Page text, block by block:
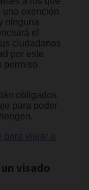
exención
ninguna
el
ciudadanos
por este
permiso
obligados
para poder
para viajar a
visado